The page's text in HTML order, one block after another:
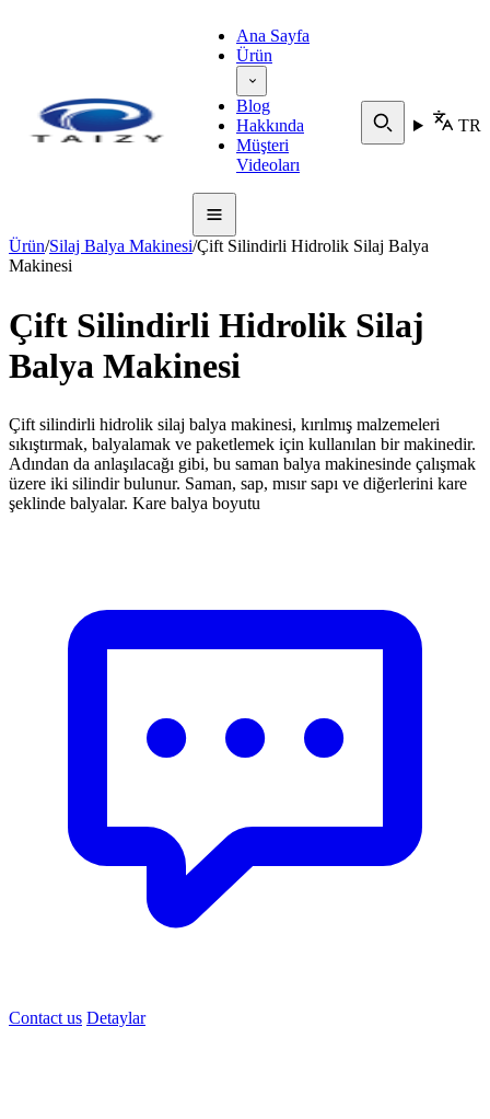
Ana Sayfa
Ürün
Blog
Hakkında
Müşteri
Videoları
TR
Ürün/Silaj Balya Makinesi/Çift Silindirli Hidrolik Silaj Balya
Makinesi
Çift Silindirli Hidrolik Silaj
Balya Makinesi
Çift silindirli hidrolik silaj balya makinesi, kırılmış malzemeleri
sıkıştırmak, balyalamak ve paketlemek için kullanılan bir makinedir.
Adından da anlaşılacağı gibi, bu saman balya makinesinde çalışmak
üzere iki silindir bulunur. Saman, sap, mısır sapı ve diğerlerini kare
şeklinde balyalar. Kare balya boyutu
Contact us Detaylar